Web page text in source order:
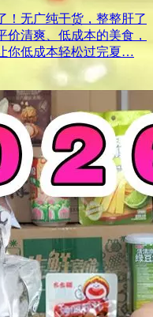
！无广纯干货，整整肝了
清爽、低成本的美食，
你低成本轻松过完夏…